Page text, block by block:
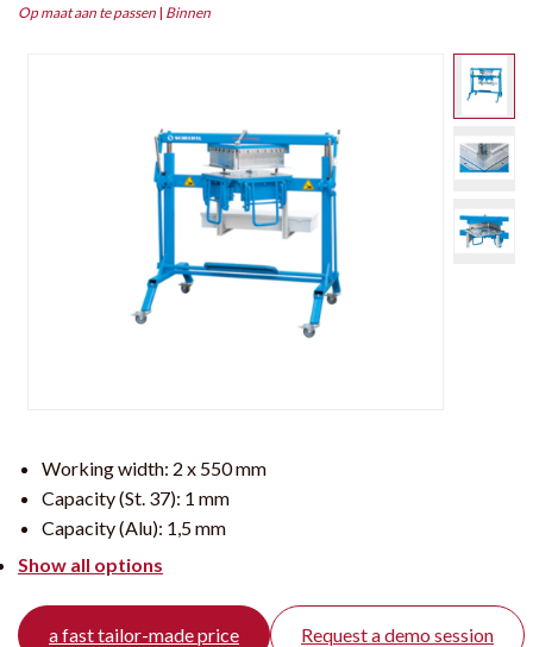
Op maat aan te passen | Binnen
Working width: 2 x 550 mm
Capacity (St. 37): 1 mm
Capacity (Alu): 1,5 mm
Show all options
a fast tailor-made price Request a demo session